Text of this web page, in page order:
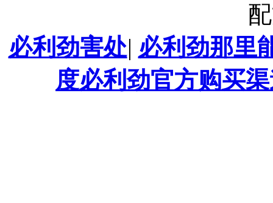
必利劲害处| 必利劲那里
度必利劲官方购买